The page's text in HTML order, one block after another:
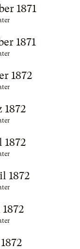
1871
1871
1872
1872